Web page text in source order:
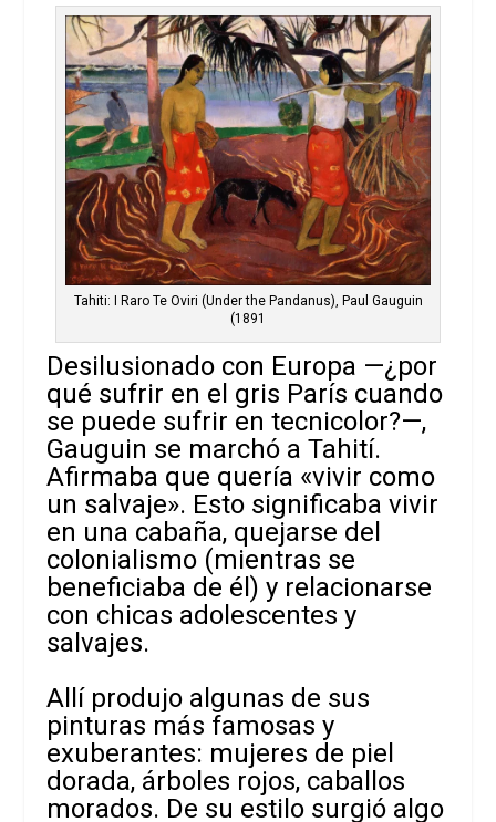
Tahiti: I Raro Te Oviri (Under the Pandanus), Paul Gauguin
(1891
Desilusionado con Europa —¿por
qué sufrir en el gris París cuando
se puede sufrir en tecnicolor?—,
Gauguin se marchó a Tahití.
Afirmaba que quería «vivir como
un salvaje». Esto significaba vivir
en una cabaña, quejarse del
colonialismo (mientras se
beneficiaba de él) y relacionarse
con chicas adolescentes y
salvajes.
Allí produjo algunas de sus
pinturas más famosas y
exuberantes: mujeres de piel
dorada, árboles rojos, caballos
morados. De su estilo surgió algo